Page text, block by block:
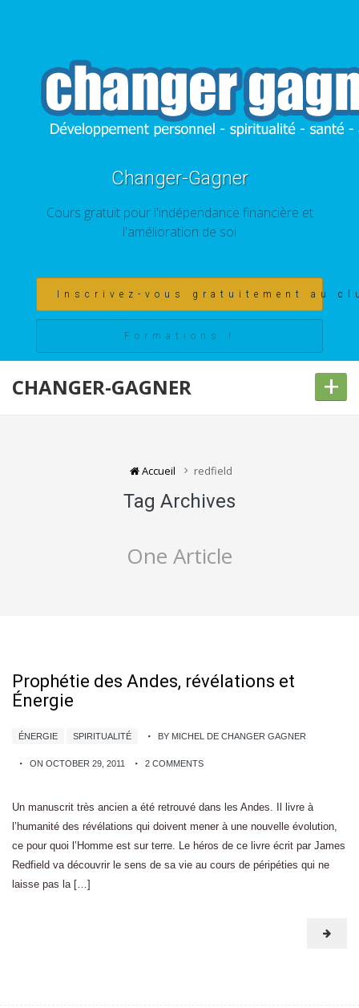
Changer-Gagner
Cours gratuit pour l'indépendance financière et
l'amélioration de soi
Inscrivez-vous gratuitement au
Formations !
CHANGER-GAGNER +
Accueil redfield
Tag Archives
One Article
Prophétie des Andes, révélations et
Énergie
ÉNERGIE SPIRITUALITÉ BY MICHEL DE CHANGER GAGNER
ON OCTOBER 29, 2011 2 COMMENTS
Un manuscrit très ancien a été retrouvé dans les Andes. Il livre à
l’humanité des révélations qui doivent mener à une nouvelle évolution,
ce pour quoi l’Homme est sur terre. Le héros de ce livre écrit par James
Redfield va découvrir le sens de sa vie au cours de péripéties qui ne
laisse pas la […]